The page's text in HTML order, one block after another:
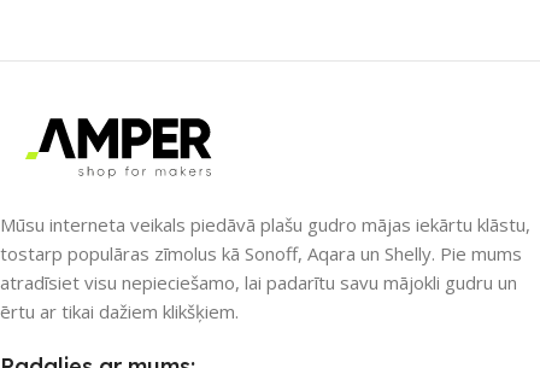
PIEEJAMS UZREIZ
Nē
UZREIZ PIEEJAMAIS
SKAITS
Nē
UZREIZ PIEEJAMAIS
Mūsu interneta veikals piedāvā plašu gudro mājas iekārtu klāstu,
tostarp populāras zīmolus kā Sonoff, Aqara un Shelly. Pie mums
atradīsiet visu nepieciešamo, lai padarītu savu mājokli gudru un
ērtu ar tikai dažiem klikšķiem.